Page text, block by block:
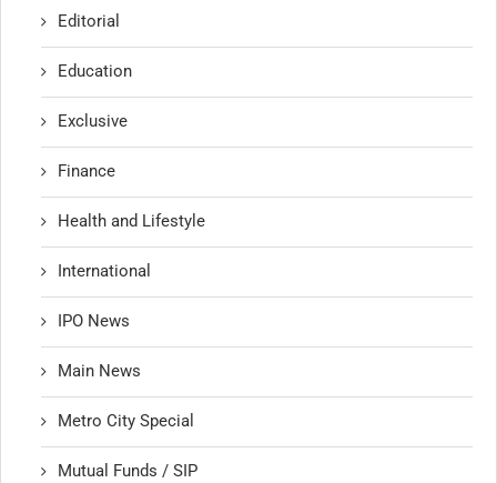
Editorial
Education
Exclusive
Finance
Health and Lifestyle
International
IPO News
Main News
Metro City Special
Mutual Funds / SIP